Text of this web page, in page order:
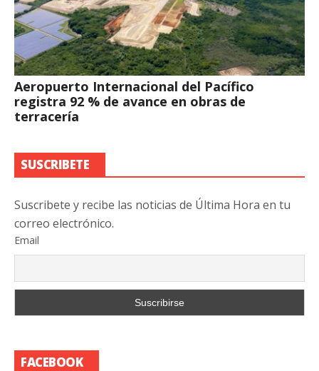
Aeropuerto Internacional del Pacífico
registra 92 % de avance en obras de
terracería
SUSCRIBETE
Suscribete y recibe las noticias de Última Hora en tu
correo electrónico.
Email
FACEBOOK